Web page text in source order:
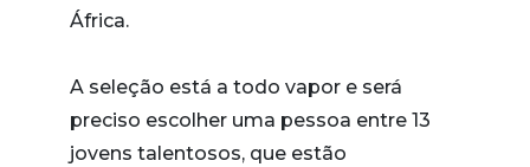
África.
A seleção está a todo vapor e será
preciso escolher uma pessoa entre 13
jovens talentosos, que estão